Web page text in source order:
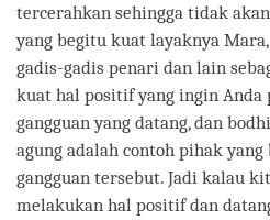
tercerahkan sehingga tidak
yang begitu kuat layaknya
gadis-gadis penari dan lain
kuat hal positif yang ingin Anda
gangguan yang datang, dan
agung adalah contoh pihak
gangguan tersebut. Jadi kalau
melakukan hal positif dan